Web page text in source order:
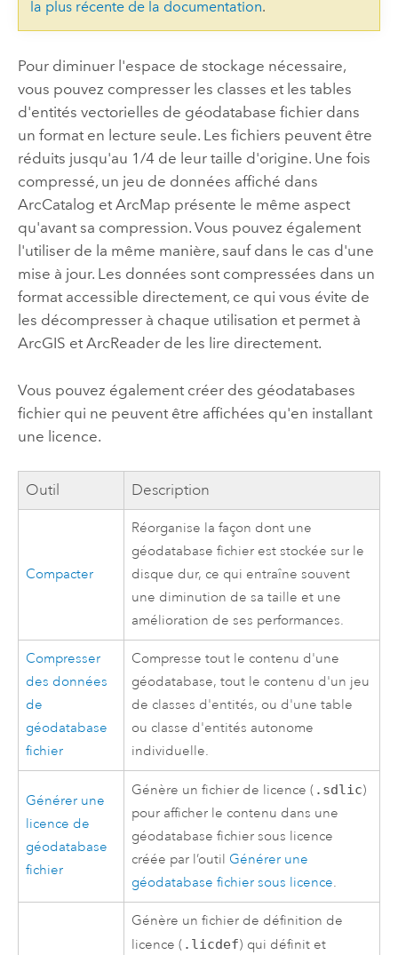
la plus récente de la documentation.
Pour diminuer l'espace de stockage nécessaire,
vous pouvez compresser les classes et les tables
d'entités vectorielles de géodatabase fichier dans
un format en lecture seule. Les fichiers peuvent être
réduits jusqu'au 1/4 de leur taille d'origine. Une fois
compressé, un jeu de données affiché dans
ArcCatalog et ArcMap présente le même aspect
qu'avant sa compression. Vous pouvez également
l'utiliser de la même manière, sauf dans le cas d'une
mise à jour. Les données sont compressées dans un
format accessible directement, ce qui vous évite de
les décompresser à chaque utilisation et permet à
ArcGIS et ArcReader de les lire directement.
Vous pouvez également créer des géodatabases
fichier qui ne peuvent être affichées qu'en installant
une licence.
Outil Description
Compacter
Réorganise la façon dont une
géodatabase fichier est stockée sur le
disque dur, ce qui entraîne souvent
une diminution de sa taille et une
amélioration de ses performances.
Compresser
des données
de
géodatabase
fichier
Compresse tout le contenu d'une
géodatabase, tout le contenu d'un jeu
de classes d'entités, ou d'une table
ou classe d'entités autonome
individuelle.
Générer une
licence de
géodatabase
fichier
Génère un fichier de licence ( .sdlic)
pour afficher le contenu dans une
géodatabase fichier sous licence
créée par l’outil Générer une
géodatabase fichier sous licence.
Génère un fichier de définition de
licence ( .licdef) qui définit et